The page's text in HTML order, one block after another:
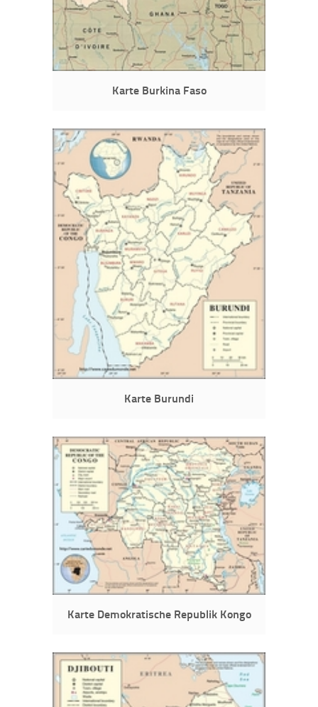
Karte Burkina Faso
Karte Burundi
Karte Demokratische Republik Kongo